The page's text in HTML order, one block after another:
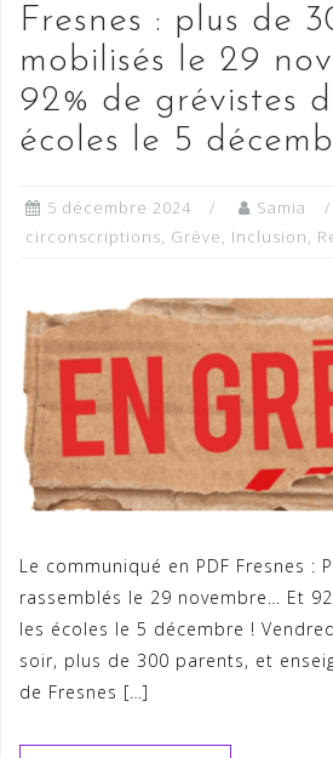
Fresnes : plus de
mobilisés le 29
92% de grévistes
écoles le 5
5 décembre 2024 Samia
circonscriptions, Grève, Inclusion,
Le communiqué en PDF Fresnes :
rassemblés le 29 novembre… Et
les écoles le 5 décembre !
soir, plus de 300 parents, et
de Fresnes […]